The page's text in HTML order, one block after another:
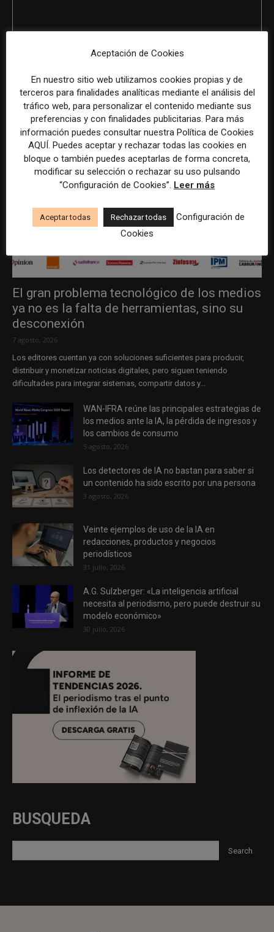
ÚLTIMOS ARTÍCULOS
El gran problema tecnológico de los medios
ya no es la falta de herramientas, sino su
desconexión
7 agosto, 2026
Los editores cuentan ya con soluciones suficientes para producir,
distribuir y monetizar noticias digitales, pero siguen teniendo
dificultades para integrar sistemas, compartir datos y...
WAN-IFRA reúne las principales estrategias de
los medios ante la IA, la pérdida de ingresos y
los cambios de consumo
5 agosto, 2026
Los detectores de IA no bastan para saber si
un contenido ha sido escrito por una persona
3 agosto, 2026
Veinte ejemplos de uso de la IA en
redacciones, productos y negocios
periodísticos
31 julio, 2026
A.G. Sulzberger: «La inteligencia artificial
necesita al periodismo, pero puede destruir su
modelo económico»
30 julio, 2026
BUSQUEDA
Aceptación de Cookies
En nuestro sitio web utilizamos cookies propias y de
terceros para finalidades analíticas mediante el análisis del
tráfico web, para personalizar el contenido mediante sus
preferencias y con finalidades publicitarias. Para más
información puedes consultar nuestra Política de Cookies
AQUÍ. Puedes aceptar y rechazar todas las cookies en
bloque o también puedes aceptarlas de forma concreta,
modificar su selección o rechazar su uso pulsando
“Configuración de Cookies”. Leer más
Aceptar todas Rechazar todas
Configuración de
Cookies